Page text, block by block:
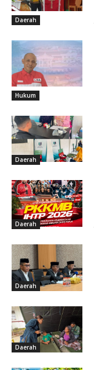
Daerah
Hukum
Daerah
Daerah
Daerah
Daerah